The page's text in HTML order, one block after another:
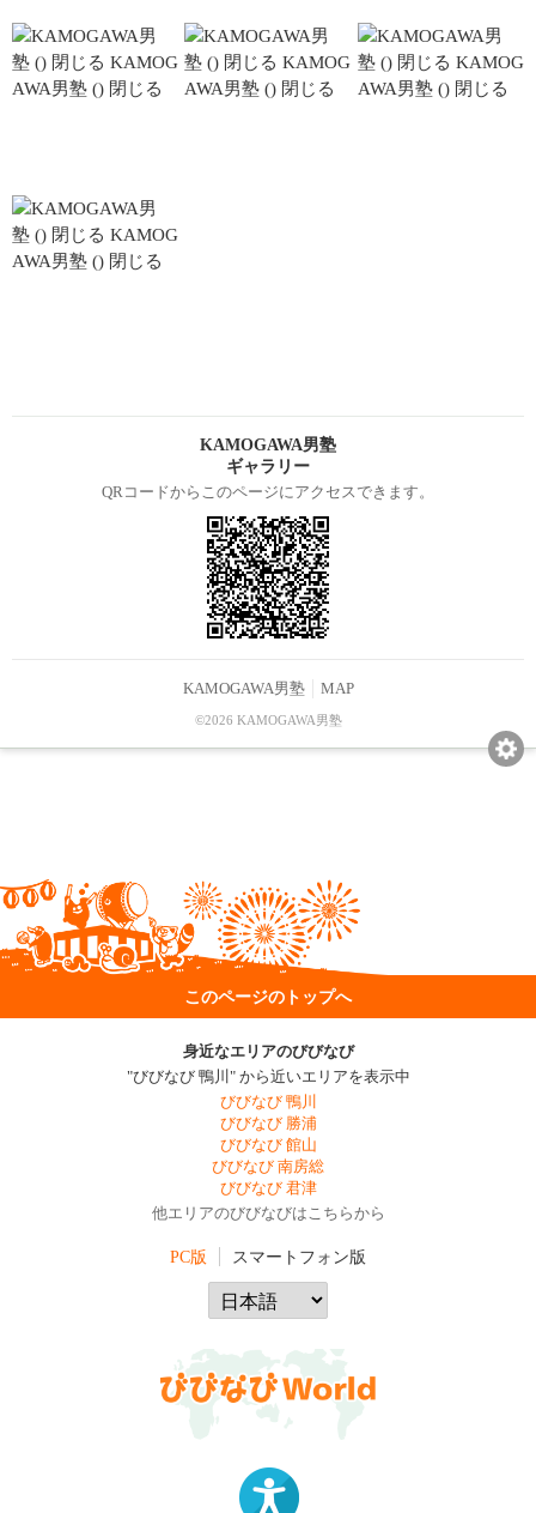
KAMOGAWA男塾
ギャラリー
QRコードからこのページにアクセスできます。
KAMOGAWA男塾 MAP
©2026 KAMOGAWA男塾
このページのトップへ
身近なエリアのびびなび
"びびなび 鴨川" から近いエリアを表示中
びびなび 鴨川
びびなび 勝浦
びびなび 館山
びびなび 南房総
びびなび 君津
他エリアのびびなびはこちらから
PC版 スマートフォン版